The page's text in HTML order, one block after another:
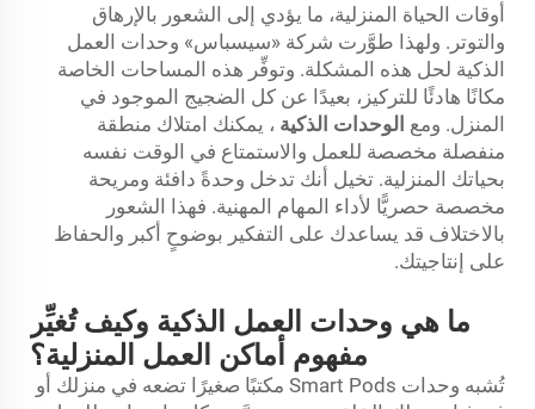
أوقات الحياة المنزلية، ما يؤدي إلى الشعور بالإرهاق
والتوتر. ولهذا طوَّرت شركة «سيسباس» وحدات العمل
الذكية لحل هذه المشكلة. وتوفِّر هذه المساحات الخاصة
مكانًا هادئًا للتركيز، بعيدًا عن كل الضجيج الموجود في
المنزل. ومع الوحدات الذكية ، يمكنك امتلاك منطقة
منفصلة مخصصة للعمل والاستمتاع في الوقت نفسه
بحياتك المنزلية. تخيل أنك تدخل وحدةً دافئة ومريحة
مخصصة حصريًّا لأداء المهام المهنية. فهذا الشعور
بالاختلاف قد يساعدك على التفكير بوضوحٍ أكبر والحفاظ
على إنتاجيتك.
ما هي وحدات العمل الذكية وكيف تُغيِّر
مفهوم أماكن العمل المنزلية؟
تُشبه وحدات Smart Pods مكتبًا صغيرًا تضعه في منزلك أو